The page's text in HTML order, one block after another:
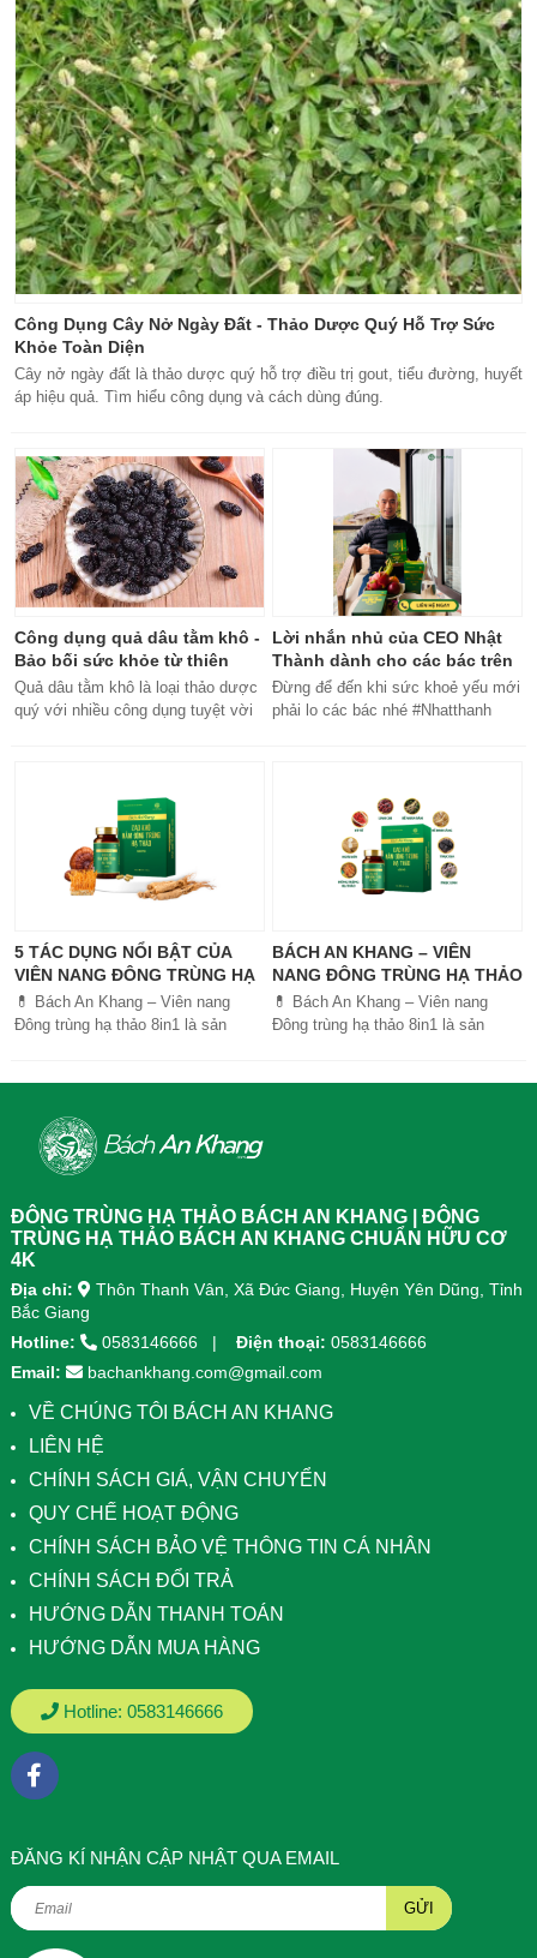
Công Dụng Cây Nở Ngày Đất - Thảo Dược Quý Hỗ Trợ Sức
Khỏe Toàn Diện
Cây nở ngày đất là thảo dược quý hỗ trợ điều trị gout, tiểu đường, huyết
áp hiệu quả. Tìm hiểu công dụng và cách dùng đúng.
Công dụng quả dâu tằm khô -
Bảo bối sức khỏe từ thiên
nhiên
Quả dâu tằm khô là loại thảo dược
quý với nhiều công dụng tuyệt vời
Lời nhắn nhủ của CEO Nhật
Thành dành cho các bác trên
50 tuổi
Đừng để đến khi sức khoẻ yếu mới
phải lo các bác nhé #Nhatthanh
#khoetubentrong #nhatthanhbak
5 TÁC DỤNG NỔI BẬT CỦA
VIÊN NANG ĐÔNG TRÙNG HẠ
THẢO BÁCH AN KHANG
💊 Bách An Khang – Viên nang
Đông trùng hạ thảo 8in1 là sản
tiêu hóa, ngủ ngon, giảm mệt mỏi.
Sản phẩm được sản xuất tại nhà
máy đạt chuẩn GMP, sử dụng công
giúp hấp thu nhanh và hiệu quả
hơn.
BÁCH AN KHANG – VIÊN
NANG ĐÔNG TRÙNG HẠ THẢO
8IN1: GIẢI PHÁP SỨC KHỎE
TOÀN DIỆN
💊 Bách An Khang – Viên nang
Đông trùng hạ thảo 8in1 là sản
ĐÔNG TRÙNG HẠ THẢO BÁCH AN KHANG | ĐÔNG
TRÙNG HẠ THẢO BÁCH AN KHANG CHUẨN HỮU CƠ
4K
Địa chỉ:
Thôn Thanh Vân, Xã Đức Giang, Huyện Yên Dũng, Tỉnh
Bắc Giang
Hotline:
0583146666 Điện thoại: 0583146666
Email:
bachankhang.com@gmail.com
VỀ CHÚNG TÔI BÁCH AN KHANG
LIÊN HỆ
CHÍNH SÁCH GIÁ, VẬN CHUYỂN
QUY CHẾ HOẠT ĐỘNG
CHÍNH SÁCH BẢO VỆ THÔNG TIN CÁ NHÂN
CHÍNH SÁCH ĐỔI TRẢ
HƯỚNG DẪN THANH TOÁN
HƯỚNG DẪN MUA HÀNG
Hotline: 0583146666
ÐĂNG KÍ NHẬN CẬP NHẬT QUA EMAIL
GỬI